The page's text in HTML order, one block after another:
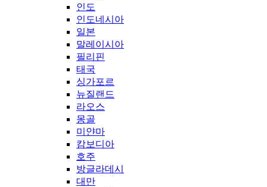
인도
인도네시아
일본
말레이시아
필리핀
태국
싱가포르
뉴질랜드
라오스
몽골
미얀마
캄보디아
호주
방글라데시
대만